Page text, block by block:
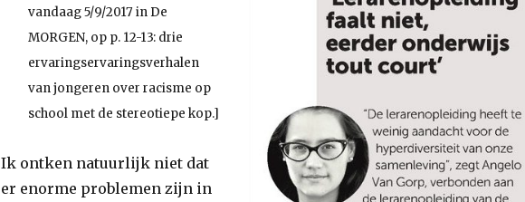
vandaag 5/9/2017 in De
MORGEN, op p. 12-13: drie
ervaringservaringsverhalen
van jongeren over racisme op
school met de stereotiepe kop.]
Ik ontken natuurlijk niet dat
er enorme problemen zijn in